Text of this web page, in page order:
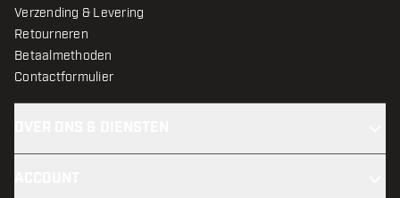
Verzending & Levering
Retourneren
Betaalmethoden
Contactformulier